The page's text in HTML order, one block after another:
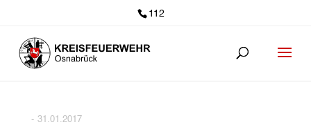
112
- 31.01.2017